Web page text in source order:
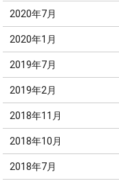
2020年7月
2020年1月
2019年7月
2019年2月
2018年11月
2018年10月
2018年7月